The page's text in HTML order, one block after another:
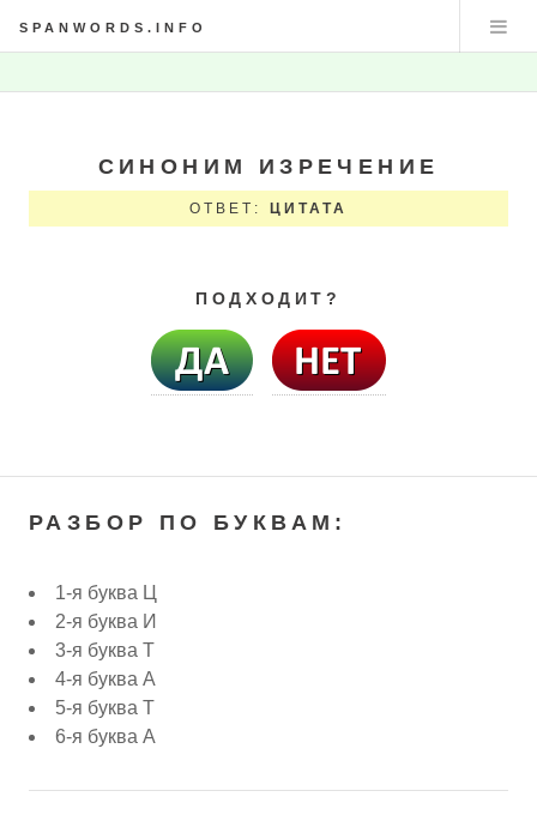
SPANWORDS.INFO
СИНОНИМ ИЗРЕЧЕНИЕ
ОТВЕТ: ЦИТАТА
ПОДХОДИТ?
РАЗБОР ПО БУКВАМ:
1-я буква Ц
2-я буква И
3-я буква Т
4-я буква А
5-я буква Т
6-я буква А